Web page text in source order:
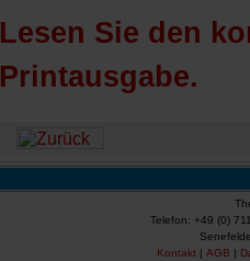
Lesen Sie den
Printausgabe.
Telefon: +49 (0)
Kontakt | AGB |